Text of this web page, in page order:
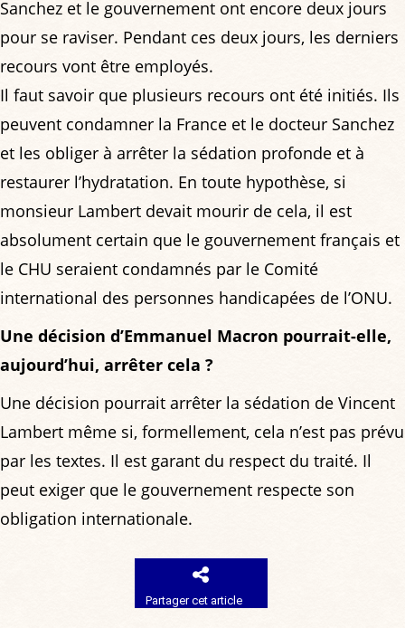
Sanchez et le gouvernement ont encore deux jours
pour se raviser. Pendant ces deux jours, les derniers
recours vont être employés.
Il faut savoir que plusieurs recours ont été initiés. Ils
peuvent condamner la France et le docteur Sanchez
et les obliger à arrêter la sédation profonde et à
restaurer l’hydratation. En toute hypothèse, si
monsieur Lambert devait mourir de cela, il est
absolument certain que le gouvernement français et
le CHU seraient condamnés par le Comité
international des personnes handicapées de l’ONU.
Une décision d’Emmanuel Macron pourrait-elle,
aujourd’hui, arrêter cela ?
Une décision pourrait arrêter la sédation de Vincent
Lambert même si, formellement, cela n’est pas prévu
par les textes. Il est garant du respect du traité. Il
peut exiger que le gouvernement respecte son
obligation internationale.
Partager cet article